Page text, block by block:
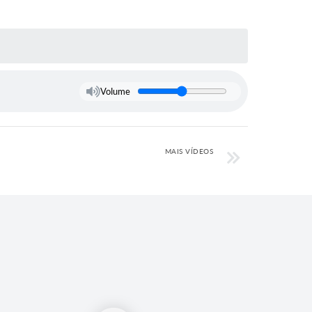
Volume
MAIS VÍDEOS